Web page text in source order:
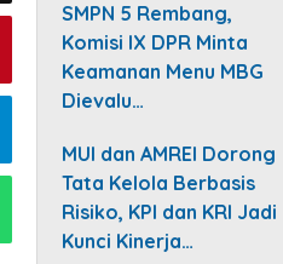
SMPN 5 Rembang,
Komisi IX DPR Minta
Keamanan Menu MBG
Dievalu…
MUI dan AMREI Dorong
Tata Kelola Berbasis
Risiko, KPI dan KRI Jadi
Kunci Kinerja…